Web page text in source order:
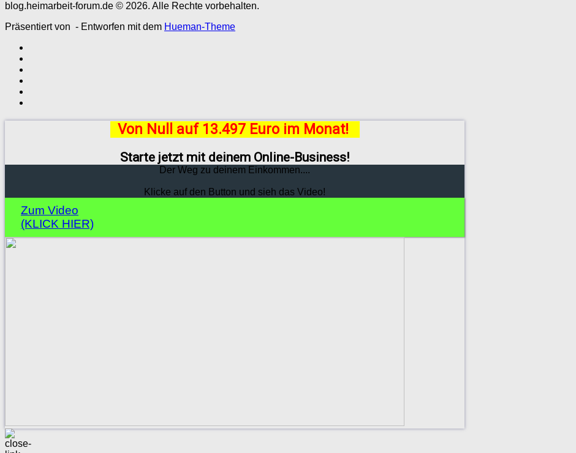
blog.heimarbeit-forum.de © 2026. Alle Rechte vorbehalten.
Präsentiert von - Entworfen mit dem Hueman-Theme
Von Null auf 13.497 Euro im Monat!
Starte jetzt mit deinem Online-Business!
Der Weg zu deinem Einkommen....
Klicke auf den Button und sieh das Video!
Zum Video
(KLICK HIER)